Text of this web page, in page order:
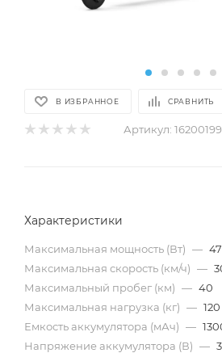
В ИЗБРАННОЕ СРАВНИТЬ
Артикул: 16200199
Характеристики
Максимальная мощность (Вт) —
Максимальная скорость (км/ч) —
Максимальный пробег (км) — 40
Максимальная нагрузка (кг) — 120
Емкость аккумулятора (мАч) —
Напряжение аккумулятора (В) —